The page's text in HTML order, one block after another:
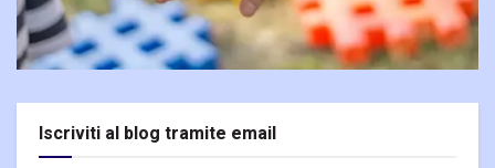
Iscriviti al blog tramite email